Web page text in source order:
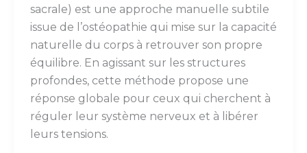
sacrale) est une approche manuelle subtile
issue de l’ostéopathie qui mise sur la capacité
naturelle du corps à retrouver son propre
équilibre. En agissant sur les structures
profondes, cette méthode propose une
réponse globale pour ceux qui cherchent à
réguler leur système nerveux et à libérer
leurs tensions.